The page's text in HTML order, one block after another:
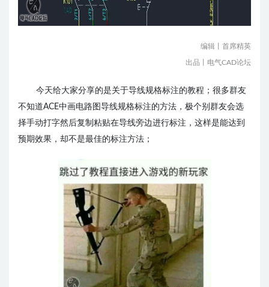
编辑丨首席精英
出品丨电气CAD论坛
今天给大家分享的是关于导线规格标注的教程； 很多群友
不知道ACE中画电路图导线规格标注的方法，极个别群友会选
择手动打字然后复制粘贴在导线旁边进行标注，这样是能达到
预期效果，却不是最佳的标注方法；